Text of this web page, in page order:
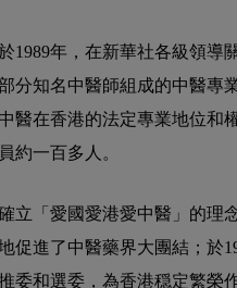
1989年，在新華社各級領
分知名中醫師組成的中醫專
醫在香港的法定專業地位和
約一百多人。
立「愛國愛港愛中醫」的理
促進了中醫藥界大團結；於
委和選委，為香港穏定繁榮